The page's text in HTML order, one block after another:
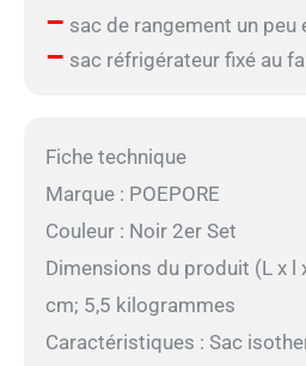
– sac de rangement un peu
– sac réfrigérateur fixé au
Fiche technique
Marque : POEPORE
Couleur : Noir 2er Set
Dimensions du produit (L x l
cm; 5,5 kilogrammes
Caractéristiques : Sac